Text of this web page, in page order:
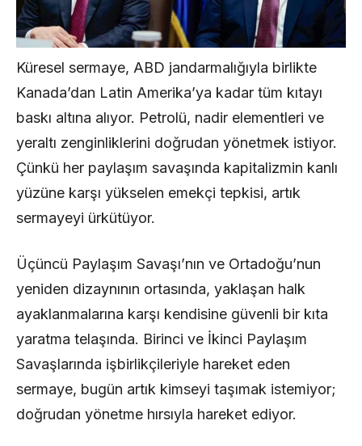
Küresel sermaye, ABD jandarmalığıyla birlikte
Kanada’dan Latin Amerika’ya kadar tüm kıtayı
baskı altına alıyor. Petrolü, nadir elementleri ve
yeraltı zenginliklerini doğrudan yönetmek istiyor.
Çünkü her paylaşım savaşında kapitalizmin kanlı
yüzüne karşı yükselen emekçi tepkisi, artık
sermayeyi ürkütüyor.
Üçüncü Paylaşım Savaşı’nın ve Ortadoğu’nun
yeniden dizaynının ortasında, yaklaşan halk
ayaklanmalarına karşı kendisine güvenli bir kıta
yaratma telaşında. Birinci ve İkinci Paylaşım
Savaşlarında işbirlikçileriyle hareket eden
sermaye, bugün artık kimseyi taşımak istemiyor;
doğrudan yönetme hırsıyla hareket ediyor.